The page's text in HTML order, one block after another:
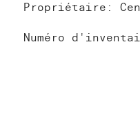
Propriétaire:
Numéro